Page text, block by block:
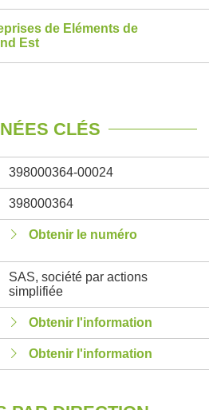
de Eléments de
Est
CLÉS
398000364-00024
398000364
Obtenir le numéro
SAS, société par actions
simplifiée
Obtenir l'information
Obtenir l'information